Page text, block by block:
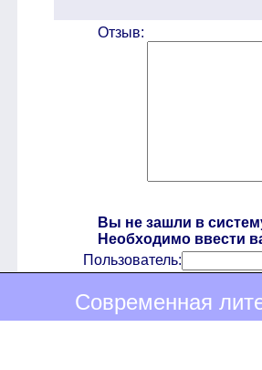
Отзыв:
Вы не зашли в
Необходимо ввести
Пользователь:
Современная